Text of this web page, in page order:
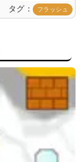
タグ フラッシュ